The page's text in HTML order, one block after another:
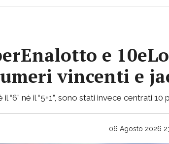
e
vincenti e
né il “5+1”, sono stati invece centrati 10
06 Agosto 2026